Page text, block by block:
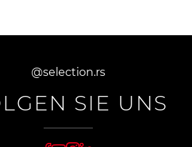
@selection.rs
SIE UNS